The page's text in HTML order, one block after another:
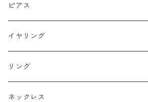
ピアス
イヤリング
リング
ネックレス